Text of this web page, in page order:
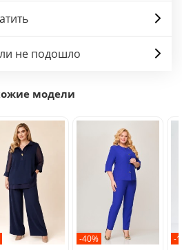
не подошло
модели
-40% -